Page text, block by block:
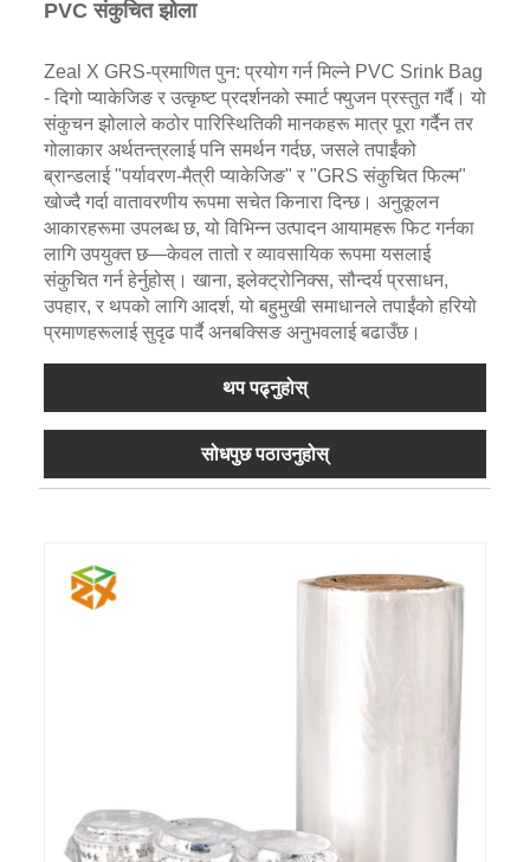
PVC संकुचित झोला
Zeal X GRS-प्रमाणित पुन: प्रयोग गर्न मिल्ने PVC Srink Bag
- दिगो प्याकेजिङ र उत्कृष्ट प्रदर्शनको स्मार्ट फ्युजन प्रस्तुत गर्दै। यो
संकुचन झोलाले कठोर पारिस्थितिकी मानकहरू मात्र पूरा गर्दैन तर
गोलाकार अर्थतन्त्रलाई पनि समर्थन गर्दछ, जसले तपाईंको
ब्रान्डलाई "पर्यावरण-मैत्री प्याकेजिङ" र "GRS संकुचित फिल्म"
खोज्दै गर्दा वातावरणीय रूपमा सचेत किनारा दिन्छ। अनुकूलन
आकारहरूमा उपलब्ध छ, यो विभिन्न उत्पादन आयामहरू फिट गर्नका
लागि उपयुक्त छ—केवल तातो र व्यावसायिक रूपमा यसलाई
संकुचित गर्न हेर्नुहोस्। खाना, इलेक्ट्रोनिक्स, सौन्दर्य प्रसाधन,
उपहार, र थपको लागि आदर्श, यो बहुमुखी समाधानले तपाईंको हरियो
प्रमाणहरूलाई सुदृढ पार्दै अनबक्सिङ अनुभवलाई बढाउँछ।
थप पढ्नुहोस्
सोधपुछ पठाउनुहोस्